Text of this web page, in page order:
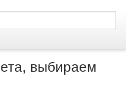
выбираем